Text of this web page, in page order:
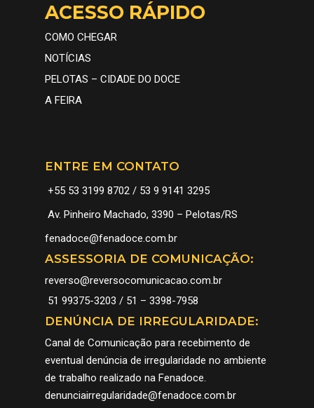
ACESSO RÁPIDO
COMO CHEGAR
NOTÍCIAS
PELOTAS – CIDADE DO DOCE
A FEIRA
ENTRE EM CONTATO
+55 53 3199 8702 / 53 9 9141 3295
Av. Pinheiro Machado, 3390 – Pelotas/RS
fenadoce@fenadoce.com.br
ASSESSORIA DE COMUNICAÇÃO:
reverso@reversocomunicacao.com.br
51 99375-3203 / 51 – 3398-7958
DENÚNCIA DE IRREGULARIDADE:
Canal de Comunicação para recebimento de
eventual denúncia de irregularidade no ambiente
de trabalho realizado na Fenadoce.
denunciairregularidade@fenadoce.com.br
HISTÓRIA
PATRIMÔNIO
CORTE
INFORMAÇÕES
FENADOCE 2026
COMO CHEGAR
EXPOSITORES
DOCE
GALERIA
COMUNICAÇÃO
CADASTRO
FENADOCE
CONTATO